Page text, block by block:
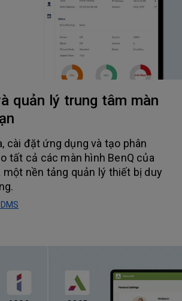
quản lý trung tâm màn
cài đặt ứng dụng và tạo phân
tất cả các màn hình BenQ của
một nền tảng quản lý thiết bị duy